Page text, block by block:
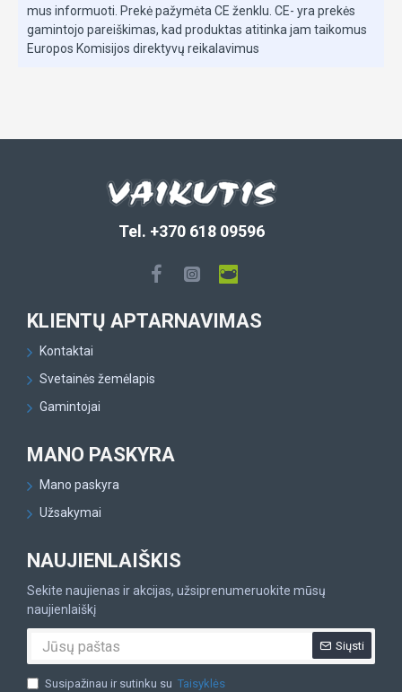
mus informuoti. Prekė pažymėta CE ženklu. CE- yra prekės
gamintojo pareiškimas, kad produktas atitinka jam taikomus
Europos Komisijos direktyvų reikalavimus
Tel. +370 618 09596
KLIENTŲ APTARNAVIMAS
Kontaktai
Svetainės žemėlapis
Gamintojai
MANO PASKYRA
Mano paskyra
Užsakymai
NAUJIENLAIŠKIS
Sekite naujienas ir akcijas, užsiprenumeruokite mūsų
naujienlaiškį
Siųsti
Susipažinau ir sutinku su Taisyklės